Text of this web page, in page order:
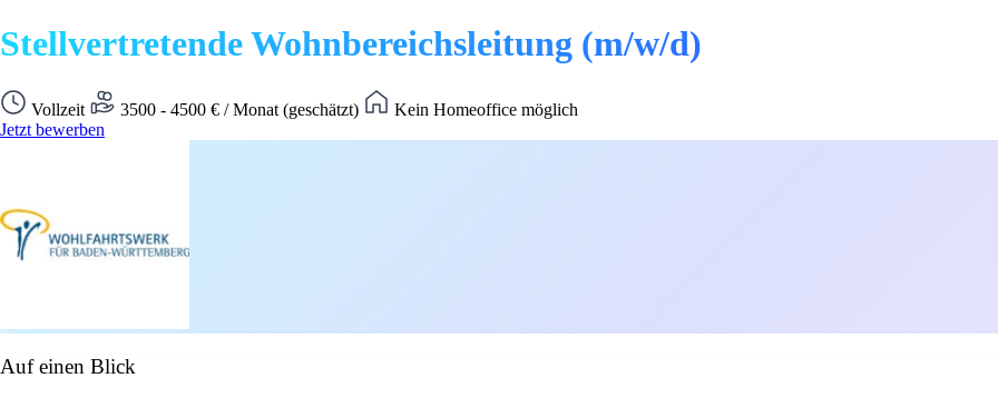
Stellvertretende Wohnbereichsleitung (m/w/d)
Vollzeit 3500 - 4500 € / Monat (geschätzt)
Kein Homeoffice möglich
Jetzt bewerben
Auf einen Blick